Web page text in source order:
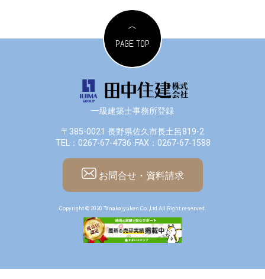
PAGE TOP
一級建築士事務所登録
〒385-0021 長野県佐久市長土呂819-2
TEL：0267-67-4736 FAX：0267-67-1588
お問合せ・資料請求
Copyright © 2020 Tanakajyuken Co.,Ltd All Right reserved.